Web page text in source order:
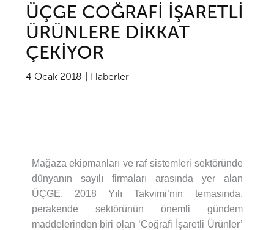
ÜÇGE COĞRAFİ İŞARETLİ
ÜRÜNLERE DİKKAT
ÇEKİYOR
4 Ocak 2018 Haberler
Mağaza ekipmanları ve raf sistemleri sektöründe
dünyanın sayılı firmaları arasında yer alan
ÜÇGE, 2018 Yılı Takvimi’nin temasında,
perakende sektörünün önemli gündem
maddelerinden biri olan ‘Coğrafi İşaretli Ürünler’